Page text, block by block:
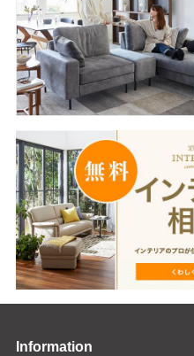
Information